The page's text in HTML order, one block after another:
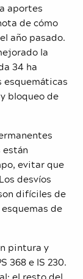
aportes
de cómo
año pasado.
la
34 ha
esquemáticas
bloqueo de
evitar que
desvíos
difíciles de
de
pintura y
368 e IS 230.